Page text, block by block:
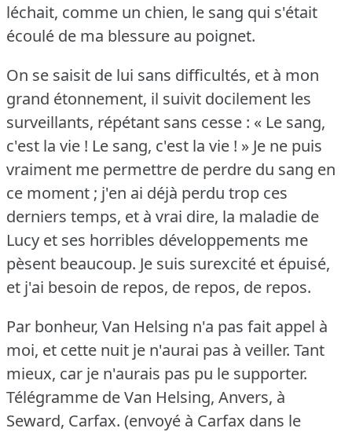
léchait, comme un chien, le sang qui s'était
écoulé de ma blessure au poignet.
On se saisit de lui sans difficultés, et à mon
grand étonnement, il suivit docilement les
surveillants, répétant sans cesse : « Le sang,
c'est la vie ! Le sang, c'est la vie ! » Je ne puis
vraiment me permettre de perdre du sang en
ce moment ; j'en ai déjà perdu trop ces
derniers temps, et à vrai dire, la maladie de
Lucy et ses horribles développements me
pèsent beaucoup. Je suis surexcité et épuisé,
et j'ai besoin de repos, de repos, de repos.
Par bonheur, Van Helsing n'a pas fait appel à
moi, et cette nuit je n'aurai pas à veiller. Tant
mieux, car je n'aurais pas pu le supporter.
Télégramme de Van Helsing, Anvers, à
Seward, Carfax. (envoyé à Carfax dans le